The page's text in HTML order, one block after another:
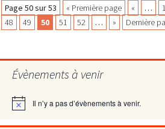
Navigation
des
articles
Page 50 sur 53 « Première page « …
48
49 50 51 52 … » Dernière
Évènements à venir
Notice Il n’y a pas d’évènements à venir.